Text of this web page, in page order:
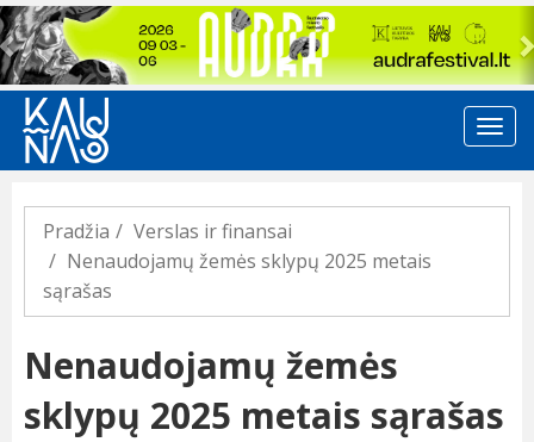
Previous
Pradžia
Verslas ir finansai
Nenaudojamų žemės sklypų 2025 metais
sąrašas
Nenaudojamų žemės
sklypų 2025 metais sąrašas